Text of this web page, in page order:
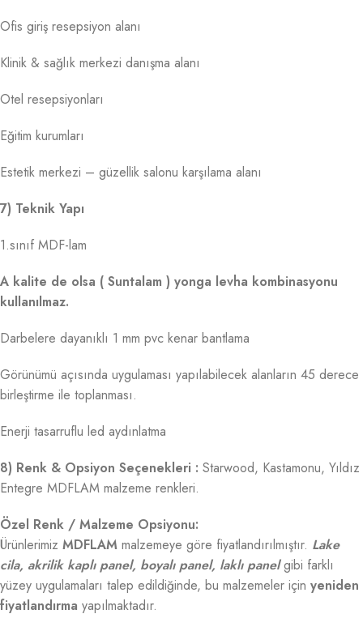
Ofis giriş resepsiyon alanı
Klinik & sağlık merkezi danışma alanı
Otel resepsiyonları
Eğitim kurumları
Estetik merkezi – güzellik salonu karşılama alanı
7) Teknik Yapı
1.sınıf MDF-lam
A kalite de olsa ( Suntalam ) yonga levha kombinasyonu
kullanılmaz.
Darbelere dayanıklı 1 mm pvc kenar bantlama
Görünümü açısında uygulaması yapılabilecek alanların 45 derece
birleştirme ile toplanması.
Enerji tasarruflu led aydınlatma
8) Renk & Opsiyon Seçenekleri : Starwood, Kastamonu, Yıldız
Entegre MDFLAM malzeme renkleri.
Özel Renk / Malzeme Opsiyonu:
Ürünlerimiz MDFLAM malzemeye göre fiyatlandırılmıştır. Lake
cila, akrilik kaplı panel, boyalı panel, laklı panel gibi farklı
yüzey uygulamaları talep edildiğinde, bu malzemeler için yeniden
fiyatlandırma yapılmaktadır.